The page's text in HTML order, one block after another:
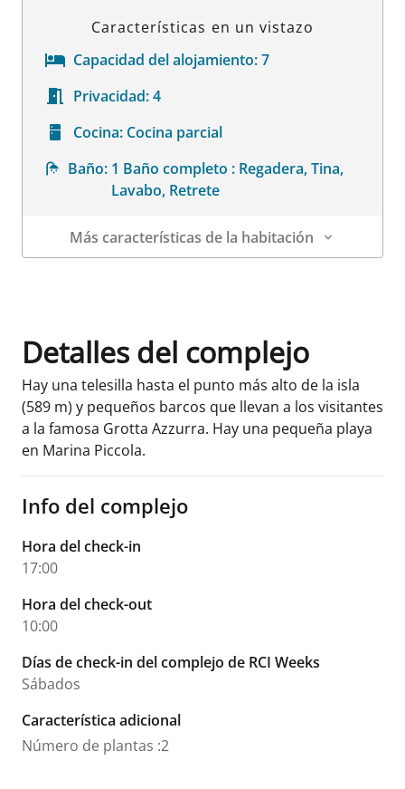
Características en un vistazo
Capacidad del alojamiento:7
Privacidad:4
Cocina: Cocina parcial
Baño: 1 Baño completo : Regadera, Tina,
Lavabo, Retrete
Más características de la habitación
Detalles del complejo
Hay una telesilla hasta el punto más alto de la isla
(589 m) y pequeños barcos que llevan a los visitantes
a la famosa Grotta Azzurra. Hay una pequeña playa
en Marina Piccola.
Info del complejo
Hora del check-in
17:00
Hora del check-out
10:00
Días de check-in del complejo de RCI Weeks
Sábados
Característica adicional
Número de plantas :2